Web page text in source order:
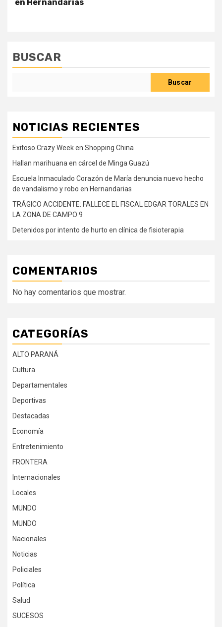
en Hernandarias
BUSCAR
Buscar
NOTICIAS RECIENTES
Exitoso Crazy Week en Shopping China
Hallan marihuana en cárcel de Minga Guazú
Escuela Inmaculado Corazón de María denuncia nuevo hecho
de vandalismo y robo en Hernandarias
TRÁGICO ACCIDENTE: FALLECE EL FISCAL EDGAR TORALES EN
LA ZONA DE CAMPO 9
Detenidos por intento de hurto en clínica de fisioterapia
COMENTARIOS
No hay comentarios que mostrar.
CATEGORÍAS
ALTO PARANÁ
Cultura
Departamentales
Deportivas
Destacadas
Economía
Entretenimiento
FRONTERA
Internacionales
Locales
MUNDO
MUNDO
Nacionales
Noticias
Policiales
Política
Salud
SUCESOS